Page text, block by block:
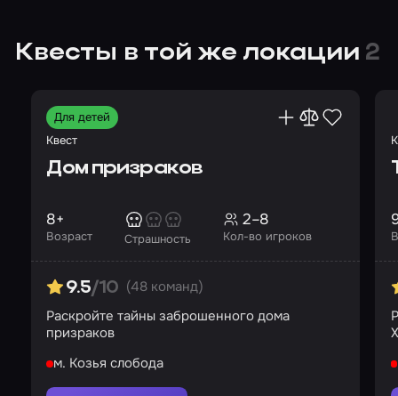
Квесты в той же локации 2
Для детей
Квест
Дом призраков
Возраст
8+
Страшность Кол-во игроков
2–8
9.5/10 (48 команд)
Раскройте тайны заброшенного дома
призраков
м. Козья слобода